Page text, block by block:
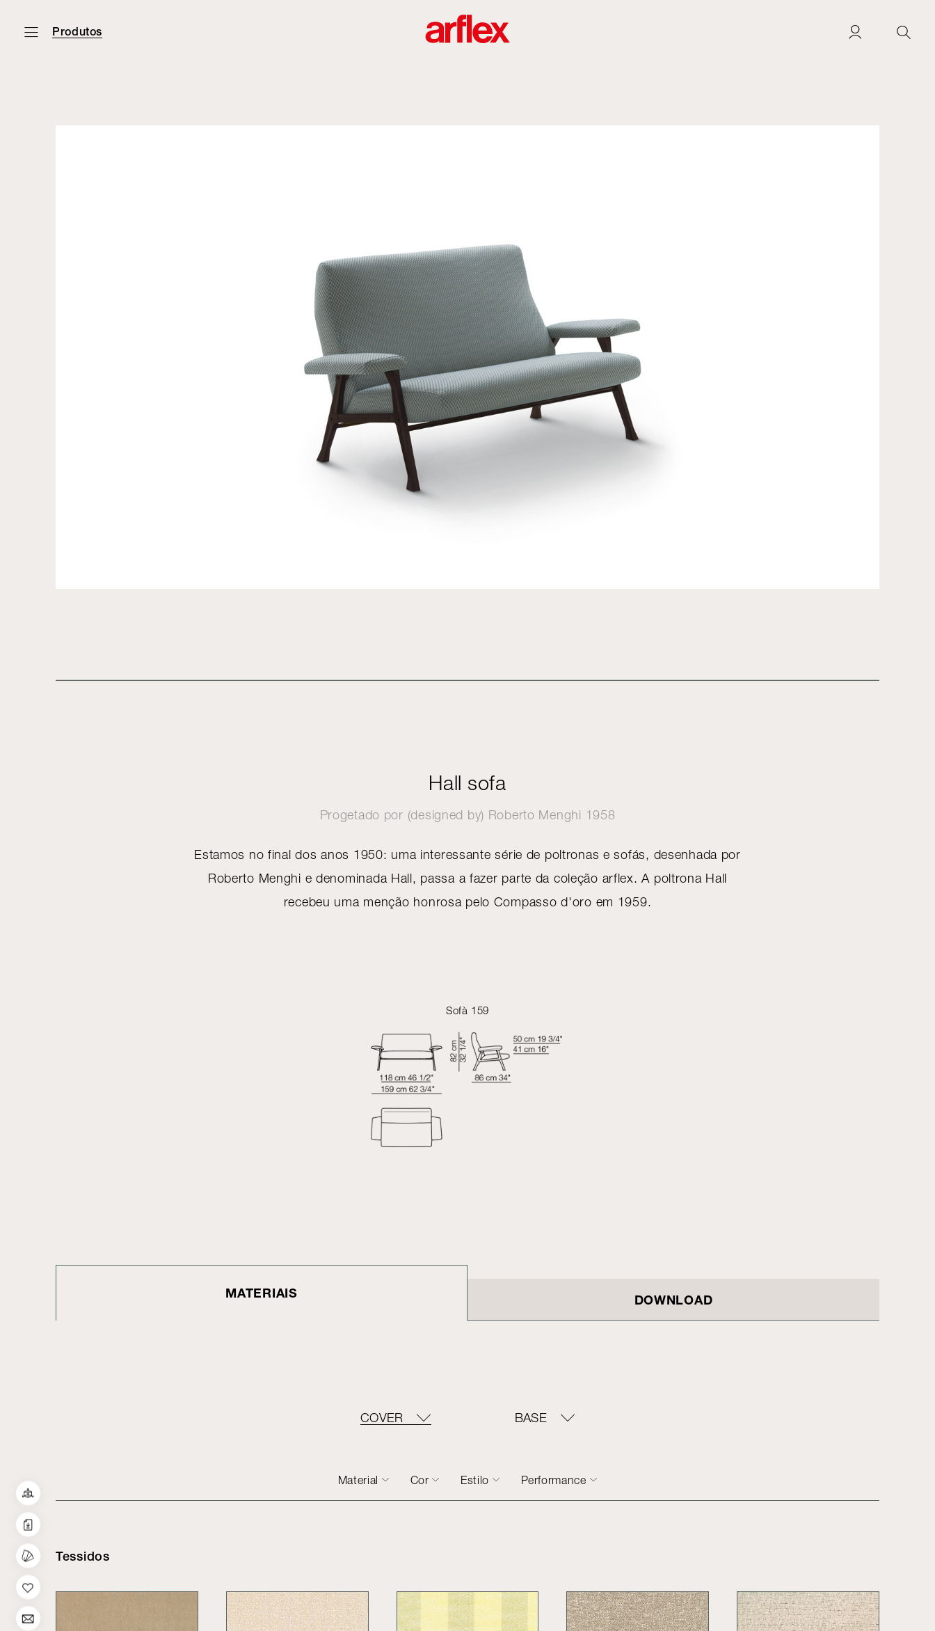
Produtos
Hall sofa
Progetado por (designed by) Roberto Menghi 1958
Estamos no final dos anos 1950: uma interessante série de poltronas e sofás, desenhada por
Roberto Menghi e denominada Hall, passa a fazer parte da coleção arflex. A poltrona Hall
recebeu uma menção honrosa pelo Compasso d'oro em 1959.
Sofà 159
MATERIAIS DOWNLOAD
COVER BASE
Material Cor Estilo Performance
Tessidos